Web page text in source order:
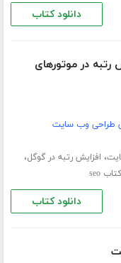
دانلود کتاب
رتبه در موتورهای
طراحی وب سایت
، افزایش رتبه در گوگل،
کتاب seo
دانلود کتاب